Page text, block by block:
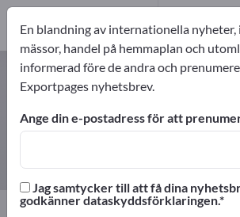
Säkerhetssystem – hitta
och leverantörer
Exportpages Säkerhet och skydd
En blandning av internationella
mässor, handel på hemmaplan och
informerad före de andra och
Exportpages nyhetsbrev.
Ange din e-postadress för att
Jag samtycker till att få dina
godkänner dataskyddsförklaringen.